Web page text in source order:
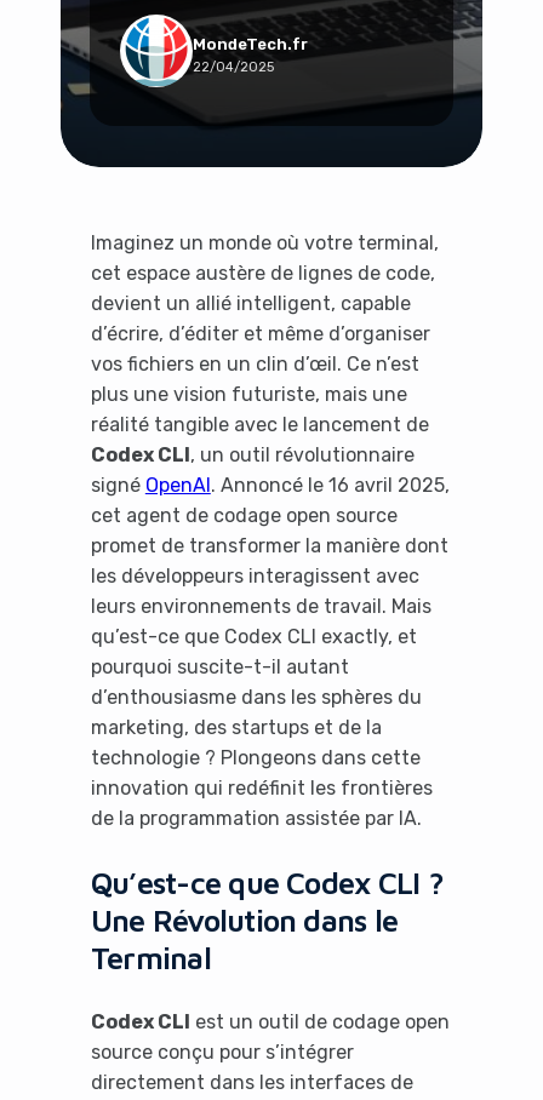
MondeTech.fr
22/04/2025
Imaginez un monde où votre terminal,
cet espace austère de lignes de code,
devient un allié intelligent, capable
d’écrire, d’éditer et même d’organiser
vos fichiers en un clin d’œil. Ce n’est
plus une vision futuriste, mais une
réalité tangible avec le lancement de
Codex CLI, un outil révolutionnaire
signé OpenAI. Annoncé le 16 avril 2025,
cet agent de codage open source
promet de transformer la manière dont
les développeurs interagissent avec
leurs environnements de travail. Mais
qu’est-ce que Codex CLI exactly, et
pourquoi suscite-t-il autant
d’enthousiasme dans les sphères du
marketing, des startups et de la
technologie ? Plongeons dans cette
innovation qui redéfinit les frontières
de la programmation assistée par IA.
Qu’est-ce que Codex CLI ?
Une Révolution dans le
Terminal
Codex CLI est un outil de codage open
source conçu pour s’intégrer
directement dans les interfaces de
Tech & Développement
Travail & Productivité
Voyage